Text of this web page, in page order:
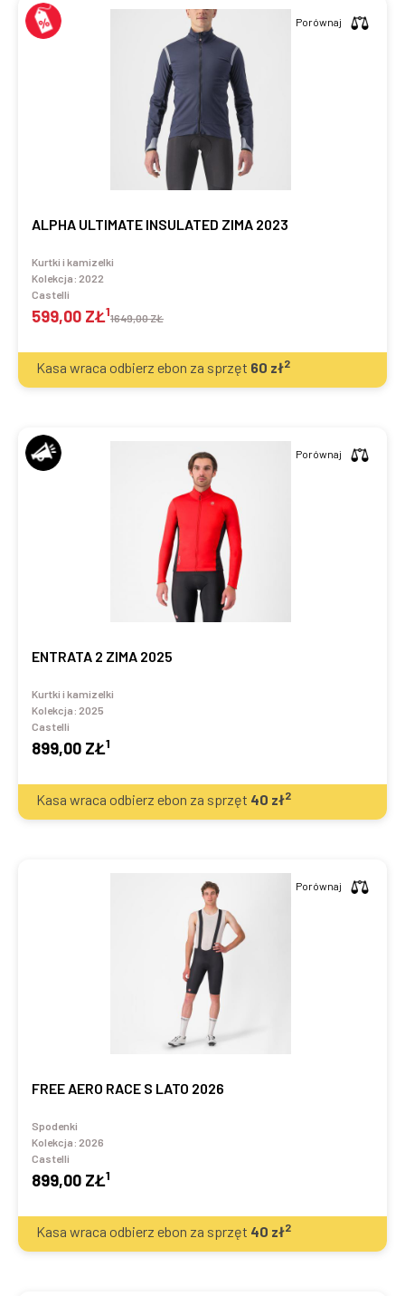
ALPHA ULTIMATE INSULATED ZIMA 2023
Kurtki i kamizelki
Kolekcja: 2022
Castelli
599,00 ZŁ11649,00 ZŁ
Porównaj
Kasa wraca odbierz ebon za sprzęt 60 zł2
ENTRATA 2 ZIMA 2025
Kurtki i kamizelki
Kolekcja: 2025
Castelli
899,00 ZŁ1
Porównaj
Kasa wraca odbierz ebon za sprzęt 40 zł2
FREE AERO RACE S LATO 2026
Spodenki
Kolekcja: 2026
Castelli
899,00 ZŁ1
Porównaj
Kasa wraca odbierz ebon za sprzęt 40 zł2